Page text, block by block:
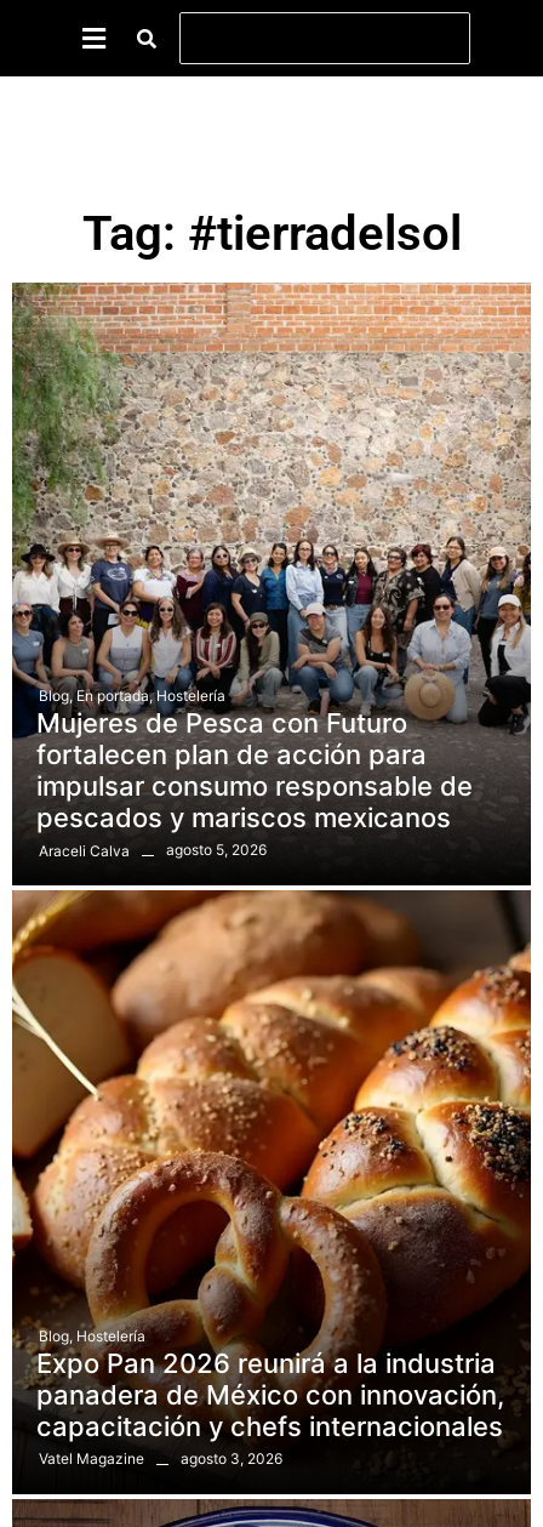
Tag: #tierradelsol
Blog, En portada, Hostelería
Mujeres de Pesca con Futuro
fortalecen plan de acción para
impulsar consumo responsable de
pescados y mariscos mexicanos
Araceli Calva agosto 5, 2026
Blog, Hostelería
Expo Pan 2026 reunirá a la industria
panadera de México con innovación,
capacitación y chefs internacionales
Vatel Magazine agosto 3, 2026